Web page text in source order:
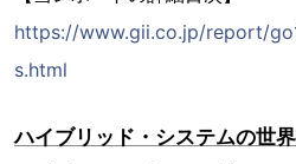
https://www.gii.co.jp/report/
s.html
ハイブリッド・システムの世